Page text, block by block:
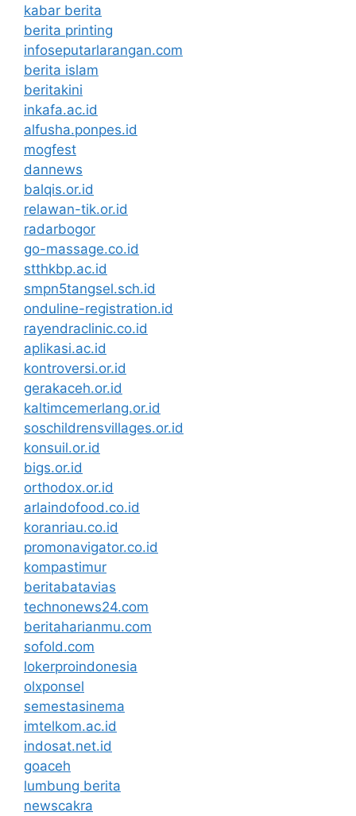
kabar berita
berita printing
infoseputarlarangan.com
berita islam
beritakini
inkafa.ac.id
alfusha.ponpes.id
mogfest
dannews
balqis.or.id
relawan-tik.or.id
radarbogor
go-massage.co.id
stthkbp.ac.id
smpn5tangsel.sch.id
onduline-registration.id
rayendraclinic.co.id
aplikasi.ac.id
kontroversi.or.id
gerakaceh.or.id
kaltimcemerlang.or.id
soschildrensvillages.or.id
konsuil.or.id
bigs.or.id
orthodox.or.id
arlaindofood.co.id
koranriau.co.id
promonavigator.co.id
kompastimur
beritabatavias
technonews24.com
beritaharianmu.com
sofold.com
lokerproindonesia
olxponsel
semestasinema
imtelkom.ac.id
indosat.net.id
goaceh
lumbung berita
newscakra